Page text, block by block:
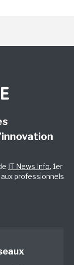
IT News Info, 1er
professionnels